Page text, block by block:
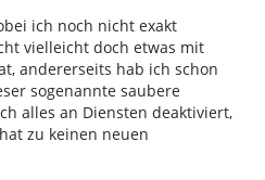
ich noch nicht exakt
vielleicht doch etwas mit
andererseits hab ich schon
sogenannte saubere
alles an Diensten deaktiviert,
zu keinen neuen